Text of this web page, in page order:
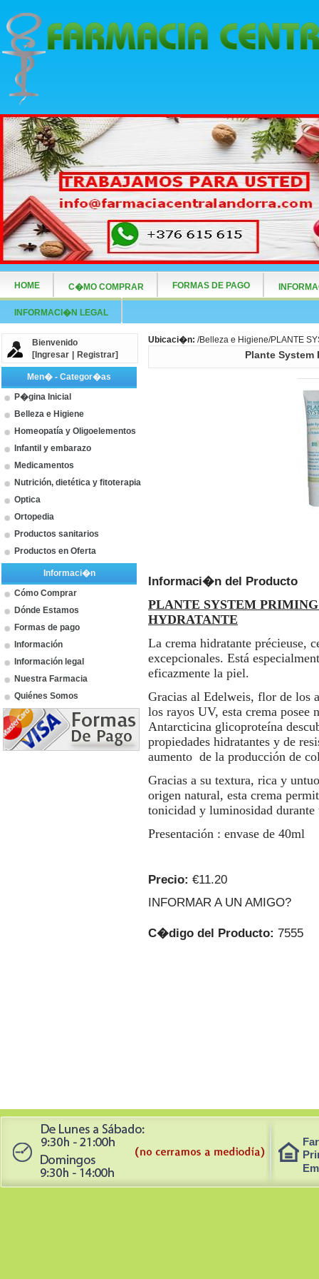
HOME C�MO COMPRAR FORMAS DE PAGO
INFORMACI�N LEGAL
Bienvenido
[ Ingresar Registrar]
Men� - Categor�as
P�gina Inicial
Belleza e Higiene
Homeopatía y Oligoelementos
Infantil y embarazo
Medicamentos
Nutrición, dietética y fitoterapia
Optica
Ortopedia
Productos sanitarios
Productos en Oferta
Informaci�n
Cómo Comprar
Dónde Estamos
Formas de pago
Información
Información legal
Nuestra Farmacia
Quiénes Somos
Ubicaci�n: /Belleza e Higiene/PLANTE
Plante
Informaci�n del Producto
PLANTE SYSTEM
HYDRATANTE
La crema hidratante précieuse,
excepcionales. Está
eficazmente la piel.
Gracias al Edelweis, flor de los
los rayos UV, esta crema posee
Antarcticina glicoproteína
propiedades hidratantes y de
aumento de la producción de
Gracias a su textura, rica y
origen natural, esta crema
tonicidad y luminosidad durante
Presentación : envase de 40ml
Precio: €11.20
INFORMAR A UN AMIGO?
C�digo del Producto: 7555